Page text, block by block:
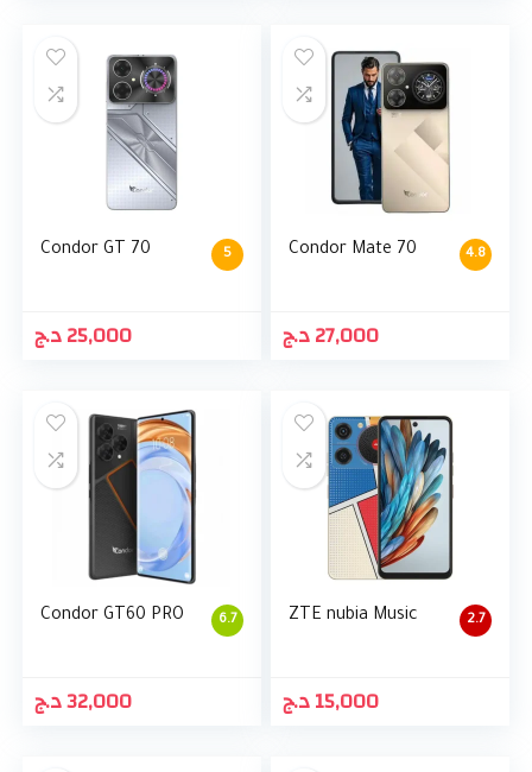
5
Condor GT 70
25,000د.ج
4.8
Condor Mate 70
27,000د.ج
6.7
Condor GT60 PRO
32,000د.ج
2.7
ZTE nubia Music
15,000د.ج